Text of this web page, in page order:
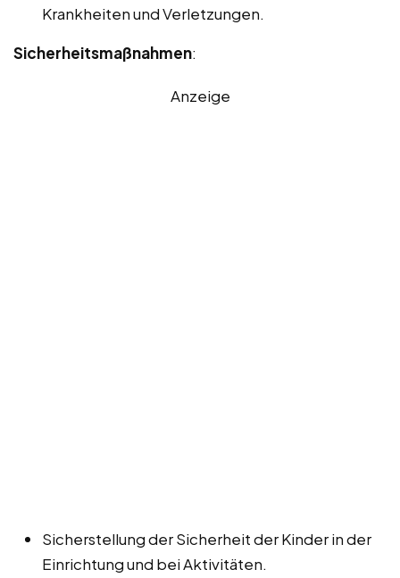
Krankheiten und Verletzungen.
Sicherheitsmaßnahmen:
Anzeige
Sicherstellung der Sicherheit der Kinder in der
Einrichtung und bei Aktivitäten.